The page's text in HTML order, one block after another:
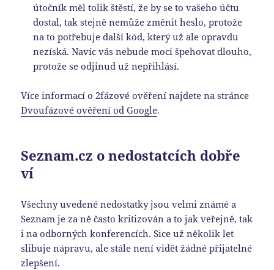
útočník měl tolik štěstí, že by se to vašeho účtu
dostal, tak stejně nemůže změnit heslo, protože
na to potřebuje další kód, který už ale opravdu
nezíská. Navíc vás nebude moci špehovat dlouho,
protože se odjinud už nepřihlásí.
Více informací o 2fázové ověření najdete na stránce
Dvoufázové ověření od Google.
Seznam.cz o nedostatcích dobře
ví
Všechny uvedené nedostatky jsou velmi známé a
Seznam je za ně často kritizován a to jak veřejně, tak
i na odborných konferencích. Sice už několik let
slibuje nápravu, ale stále není vidět žádné přijatelné
zlepšení.